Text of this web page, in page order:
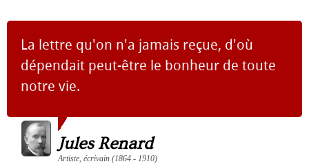
La lettre qu'on n'a jamais reçue, d'où
dépendait peut-être le bonheur de toute
notre vie.
Jules Renard
Artiste, écrivain (1864 - 1910)